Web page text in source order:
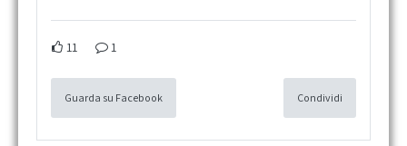
11 1
Guarda su Facebook Condividi